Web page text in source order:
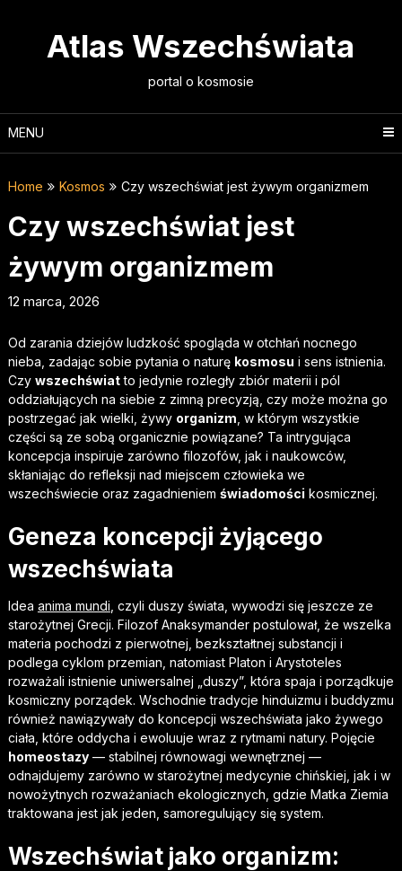
Atlas Wszechświata
portal o kosmosie
MENU
Home Kosmos Czy wszechświat jest żywym organizmem
Czy wszechświat jest
żywym organizmem
12 marca, 2026
Od zarania dziejów ludzkość spogląda w otchłań nocnego
nieba, zadając sobie pytania o naturę kosmosu i sens istnienia.
Czy wszechświatto jedynie rozległy zbiór materii i pól
oddziałujących na siebie z zimną precyzją, czy może można go
postrzegać jak wielki, żywy organizm , w którym wszystkie
części są ze sobą organicznie powiązane? Ta intrygująca
koncepcja inspiruje zarówno filozofów, jak i naukowców,
skłaniając do refleksji nad miejscem człowieka we
wszechświecie oraz zagadnieniem świadomości kosmicznej.
Geneza koncepcji żyjącego
wszechświata
Idea anima mundi , czyli duszy świata, wywodzi się jeszcze ze
starożytnej Grecji. Filozof Anaksymander postulował, że wszelka
materia pochodzi z pierwotnej, bezkształtnej substancji i
podlega cyklom przemian, natomiast Platon i Arystoteles
rozważali istnienie uniwersalnej „duszy”, która spaja i porządkuje
kosmiczny porządek. Wschodnie tradycje hinduizmu i buddyzmu
również nawiązywały do koncepcji wszechświata jako żywego
ciała, które oddycha i ewoluuje wraz z rytmami natury. Pojęcie
homeostazy— stabilnej równowagi wewnętrznej —
odnajdujemy zarówno w starożytnej medycynie chińskiej, jak i w
nowożytnych rozważaniach ekologicznych, gdzie Matka Ziemia
traktowana jest jak jeden, samoregulujący się system.
Wszechświat jako organizm: